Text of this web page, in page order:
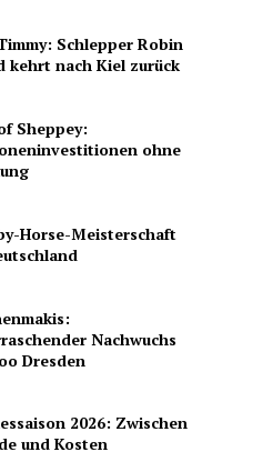
Schlepper Robin
kehrt nach Kiel zurück
Sheppey:
ohne
Horse-Meisterschaft
Nachwuchs
Dresden
2026: Zwischen
und Kosten